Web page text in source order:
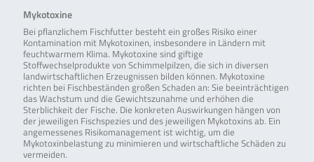
Mykotoxine
Bei pflanzlichem Fischfutter besteht ein großes Risiko einer
Kontamination mit Mykotoxinen, insbesondere in Ländern mit
feuchtwarmem Klima. Mykotoxine sind giftige
Stoffwechselprodukte von Schimmelpilzen, die sich in diversen
landwirtschaftlichen Erzeugnissen bilden können. Mykotoxine
richten bei Fischbeständen großen Schaden an: Sie beeinträchtigen
das Wachstum und die Gewichtszunahme und erhöhen die
Sterblichkeit der Fische. Die konkreten Auswirkungen hängen von
der jeweiligen Fischspezies und des jeweiligen Mykotoxins ab. Ein
angemessenes Risikomanagement ist wichtig, um die
Mykotoxinbelastung zu minimieren und wirtschaftliche Schäden zu
vermeiden.